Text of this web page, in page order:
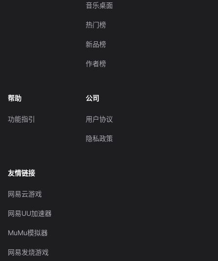
音乐桌面
热门榜
新品榜
作者榜
帮助
功能指引
公司
用户协议
隐私政策
友情链接
网易云游戏
网易UU加速器
MuMu模拟器
网易发烧游戏